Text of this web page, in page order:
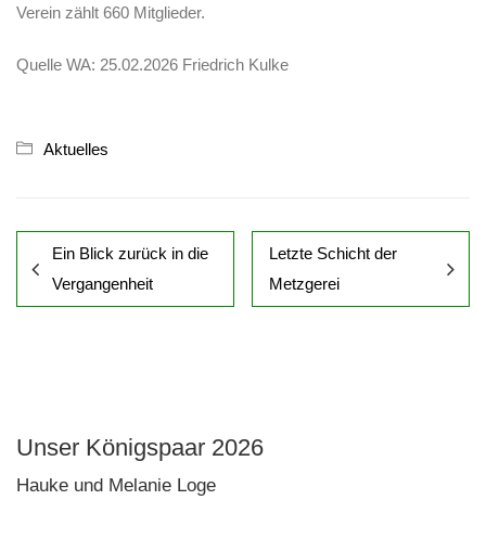
Verein zählt 660 Mitglieder.
Quelle WA: 25.02.2026 Friedrich Kulke
Aktuelles
Ein Blick zurück in die
Vergangenheit
Letzte Schicht der
Metzgerei
Unser Königspaar 2026
Hauke und Melanie Loge